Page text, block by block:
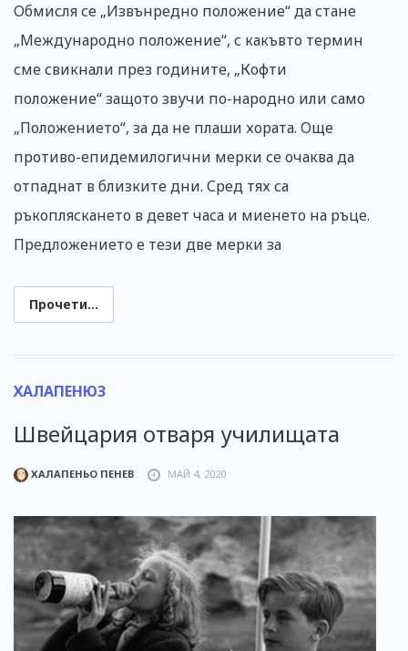
Обмисля се „Извънредно положение“ да стане
„Международно положение“, с какъвто термин
сме свикнали през годините, „Кофти
положение“ защото звучи по-народно или само
„Положението“, за да не плаши хората. Още
противо-епидемилогични мерки се очаква да
отпаднат в близките дни. Сред тях са
ръкопляскането в девет часа и миенето на ръце.
Предложението е тези две мерки за
Прочети...
ХАЛАПЕНЮЗ
Швейцария отваря училищата
ХАЛАПЕНЬО ПЕНЕВ МАЙ 4, 2020